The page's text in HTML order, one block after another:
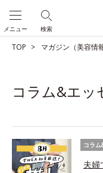
検索
メニュー
TOP マガジン（美容情
コラム&エッ
コラム
夫婦